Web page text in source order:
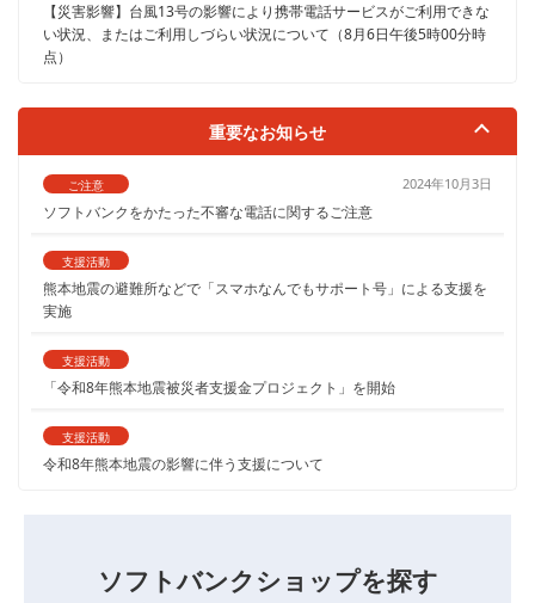
【災害影響】台風13号の影響により携帯電話サービスがご利用できな
い状況、またはご利用しづらい状況について（8月6日午後5時00分時
点）
重要なお知らせ
ご注意 2024年10月3日
ソフトバンクをかたった不審な電話に関するご注意
支援活動
熊本地震の避難所などで「スマホなんでもサポート号」による支援を
実施
支援活動
「令和8年熊本地震被災者支援金プロジェクト」を開始
支援活動
令和8年熊本地震の影響に伴う支援について
ソフトバンクショップを探す